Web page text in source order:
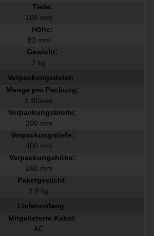
Tiefe:
105 mm
Höhe:
83 mm
Gewicht:
2 kg
Verpackungsdaten
Menge pro Packung:
1 Stücke
Verpackungsbreite:
200 mm
Verpackungstiefe:
400 mm
Verpackungshöhe:
160 mm
Paketgewicht:
2,9 kg
Lieferumfang
Mitgelieferte Kabel:
AC